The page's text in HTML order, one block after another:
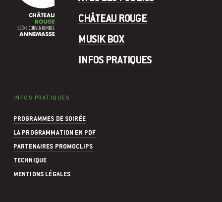
CHÂTEAU ROUGE
MUSIK BOX
INFOS PRATIQUES
INFOS PRATIQUES
PROGRAMMES DE SOIRÉE
LA PROGRAMMATION EN PDF
PARTENAIRES PROMOCLIPS
TECHNIQUE
MENTIONS LÉGALES